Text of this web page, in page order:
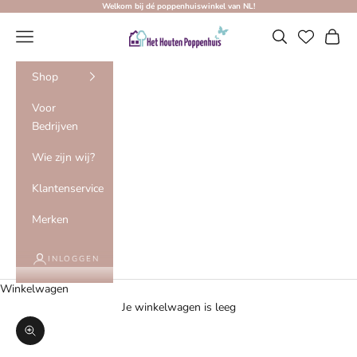
Welkom bij dé poppenhuiswinkel van NL!
Het Houten Poppenhuis
Menu Zoeken
Shop
Voor
Bedrijven
Wie zijn wij?
Klantenservice
Merken
INLOGGEN
Winkelwagen
Je winkelwagen is leeg
In-/uitzoomen